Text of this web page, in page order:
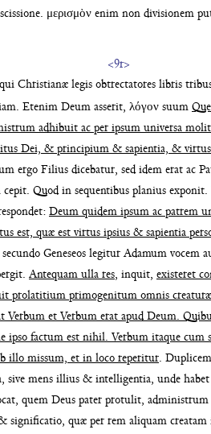
μερισμὸν enim non divisionem
<9r>
Christianæ legis obtrectatores libris
Etenim Deum asserit, λόγον suum
adhibuit ac per ipsum universa
Dei, & principium & sapientia, &
ergo Filius dicebatur, sed idem erat ac
cepit. Quod in sequentibus planius exponit.
Deum quidem ipsum ac patrem
est, quæ est virtus ipsius & sapientia
Geneseos legitur Adamum vocem
Antequam ulla res, inquit, existeret
prolatitium primogenitum omnis creaturæ
Verbum et Verbum erat apud Deum.
ipso factum est nihil. Verbum itaque cum
illo missum, et in loco reperitur.
sive mens illius & intelligentia, unde
quem Deus pater protulit, administrum
significatio, quæ per rem aliquam